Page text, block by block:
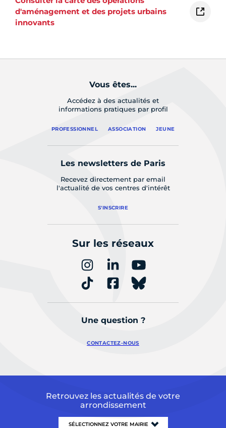
d'aménagement et des projets urbains
innovants
Vous êtes...
Accédez à des actualités et
informations pratiques par profil
PROFESSIONNEL ASSOCIATION JEUNE
Les newsletters de Paris
Recevez directement par email
l'actualité de vos centres d'intérêt
S'INSCRIRE
Sur les réseaux
Une question ?
CONTACTEZ-NOUS
Retrouvez les actualités de votre
arrondissement